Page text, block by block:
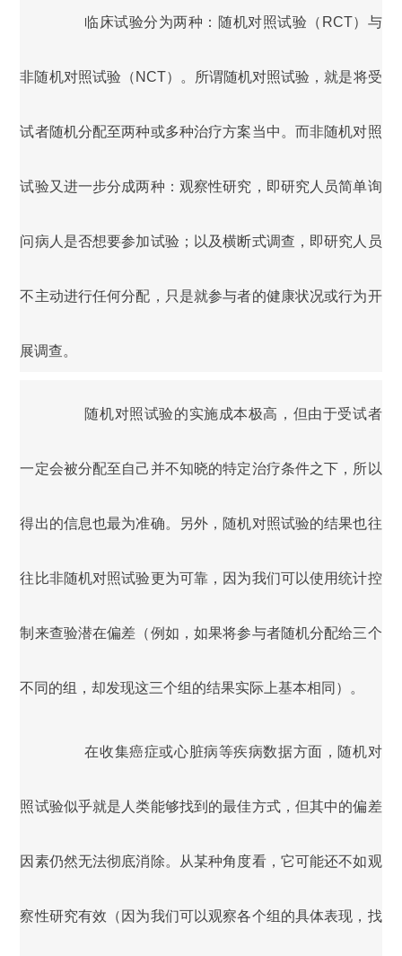
临床试验分为两种：随机对照试验（RCT）与
非随机对照试验（NCT）。所谓随机对照试验，就是将受
试者随机分配至两种或多种治疗方案当中。而非随机对照
试验又进一步分成两种：观察性研究，即研究人员简单询
问病人是否想要参加试验；以及横断式调查，即研究人员
不主动进行任何分配，只是就参与者的健康状况或行为开
展调查。
随机对照试验的实施成本极高，但由于受试者
一定会被分配至自己并不知晓的特定治疗条件之下，所以
得出的信息也最为准确。另外，随机对照试验的结果也往
往比非随机对照试验更为可靠，因为我们可以使用统计控
制来查验潜在偏差（例如，如果将参与者随机分配给三个
不同的组，却发现这三个组的结果实际上基本相同）。
在收集癌症或心脏病等疾病数据方面，随机对
照试验似乎就是人类能够找到的最佳方式，但其中的偏差
因素仍然无法彻底消除。从某种角度看，它可能还不如观
察性研究有效（因为我们可以观察各个组的具体表现，找